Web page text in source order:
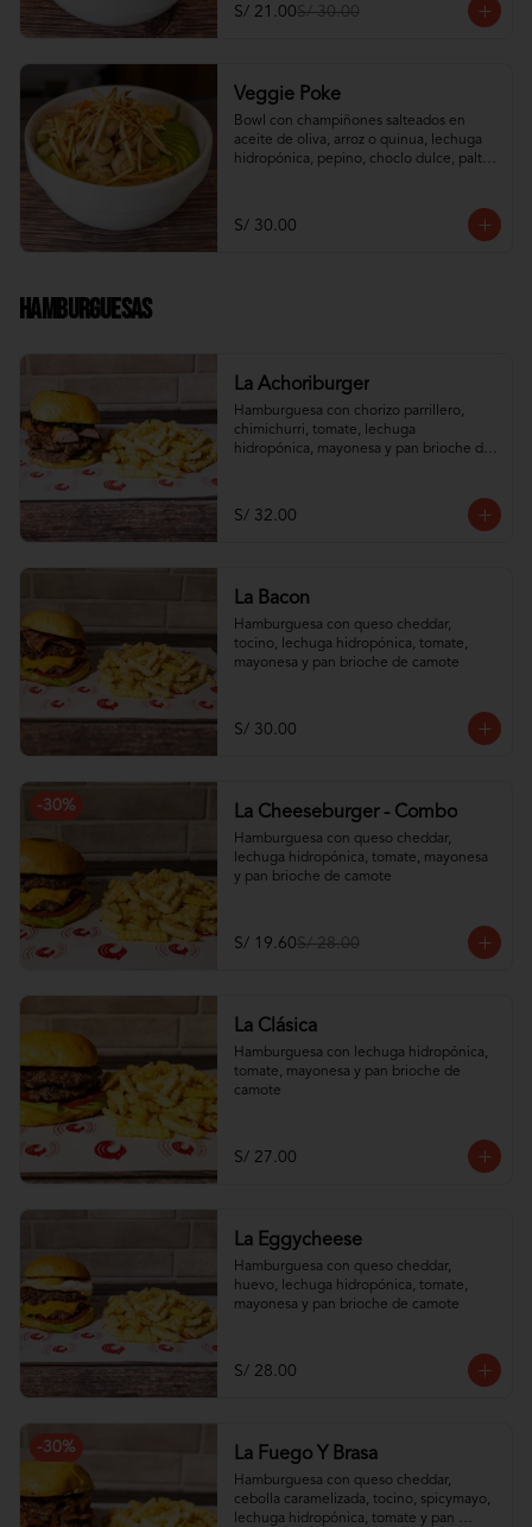
S/ 21.00S/ 30.00
Veggie Poke
Bowl con champiñones salteados en
aceite de oliva, arroz o quinua, lechuga
hidropónica, pepino, choclo dulce, palta,
S/ 30.00
Hamburguesas
La Achoriburger
Hamburguesa con chorizo parrillero,
chimichurri, tomate, lechuga
hidropónica, mayonesa y pan brioche de
S/ 32.00
La Bacon
Hamburguesa con queso cheddar,
tocino, lechuga hidropónica, tomate,
mayonesa y pan brioche de camote
S/ 30.00
-30% La Cheeseburger - Combo
Hamburguesa con queso cheddar,
lechuga hidropónica, tomate, mayonesa
y pan brioche de camote
S/ 19.60S/ 28.00
La Clásica
Hamburguesa con lechuga hidropónica,
tomate, mayonesa y pan brioche de
camote
S/ 27.00
La Eggycheese
Hamburguesa con queso cheddar,
huevo, lechuga hidropónica, tomate,
mayonesa y pan brioche de camote
S/ 28.00
-30% La Fuego Y Brasa
Hamburguesa con queso cheddar,
cebolla caramelizada, tocino, spicymayo,
lechuga hidropónica, tomate y pan